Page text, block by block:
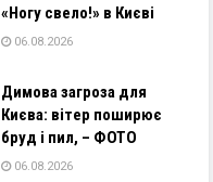
«Ногу свело!» в Києві
06.08.2026
Димова загроза для
Києва: вітер поширює
бруд і пил, – ФОТО
06.08.2026